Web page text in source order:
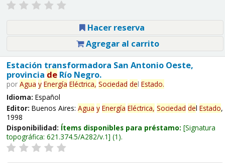
Hacer reserva
Agregar al carrito
Estación transformadora San Antonio Oeste,
provincia deRío Negro.
por Agua y Energía Eléctrica, Sociedad del Estado.
Idioma: Español
Editor: Buenos Aires: Agua y Energía Eléctrica, Sociedad del Estado,
1998
Disponibilidad: Ítems disponibles para préstamo: Signatura
topográfica: 621.374.5/A282/v.1 (1).